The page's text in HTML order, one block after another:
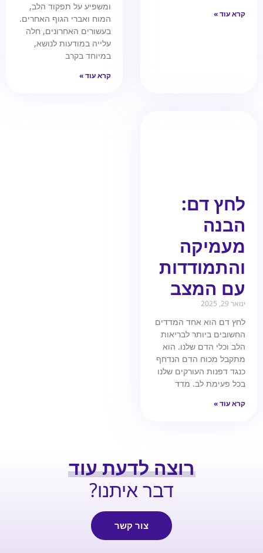
קרא עוד »
ומשפיע על תפקוד הלב,
המוח ואברי הגוף האחרים.
בעשורים האחרונים, חלה
עלייה במודעות לנושא,
במיוחד בקרב
קרא עוד »
לחץ דם:
הבנה
מעמיקה
והתמודדות
עם המצב
ינואר 29, 2025
לחץ דם הוא אחד המדדים
החשובים ביותר לבריאות
הלב וכלי הדם שלנו. הוא
מתקבל מכוח הדם הנדחף
כנגד דפנות העורקים שלנו
בכל פעימת לב. מדד
קרא עוד »
רוצה לדעת עוד
דבר איתנו?
צור קשר